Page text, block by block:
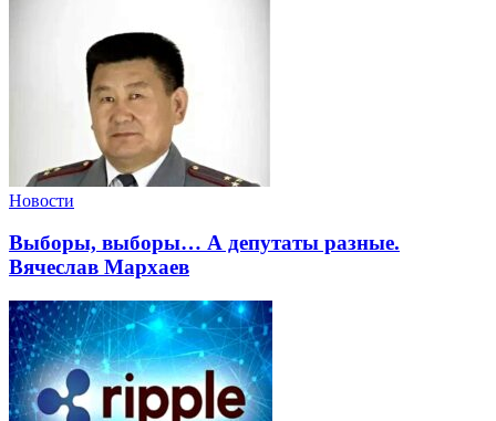
Новости
Выборы, выборы… А депутаты разные.
Вячеслав Мархаев